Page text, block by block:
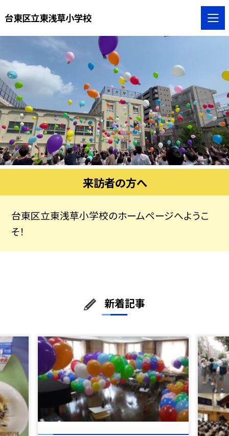
台東区立東浅草小学校
来訪者の方へ
台東区立東浅草小学校のホームページへようこ
そ！
新着記事